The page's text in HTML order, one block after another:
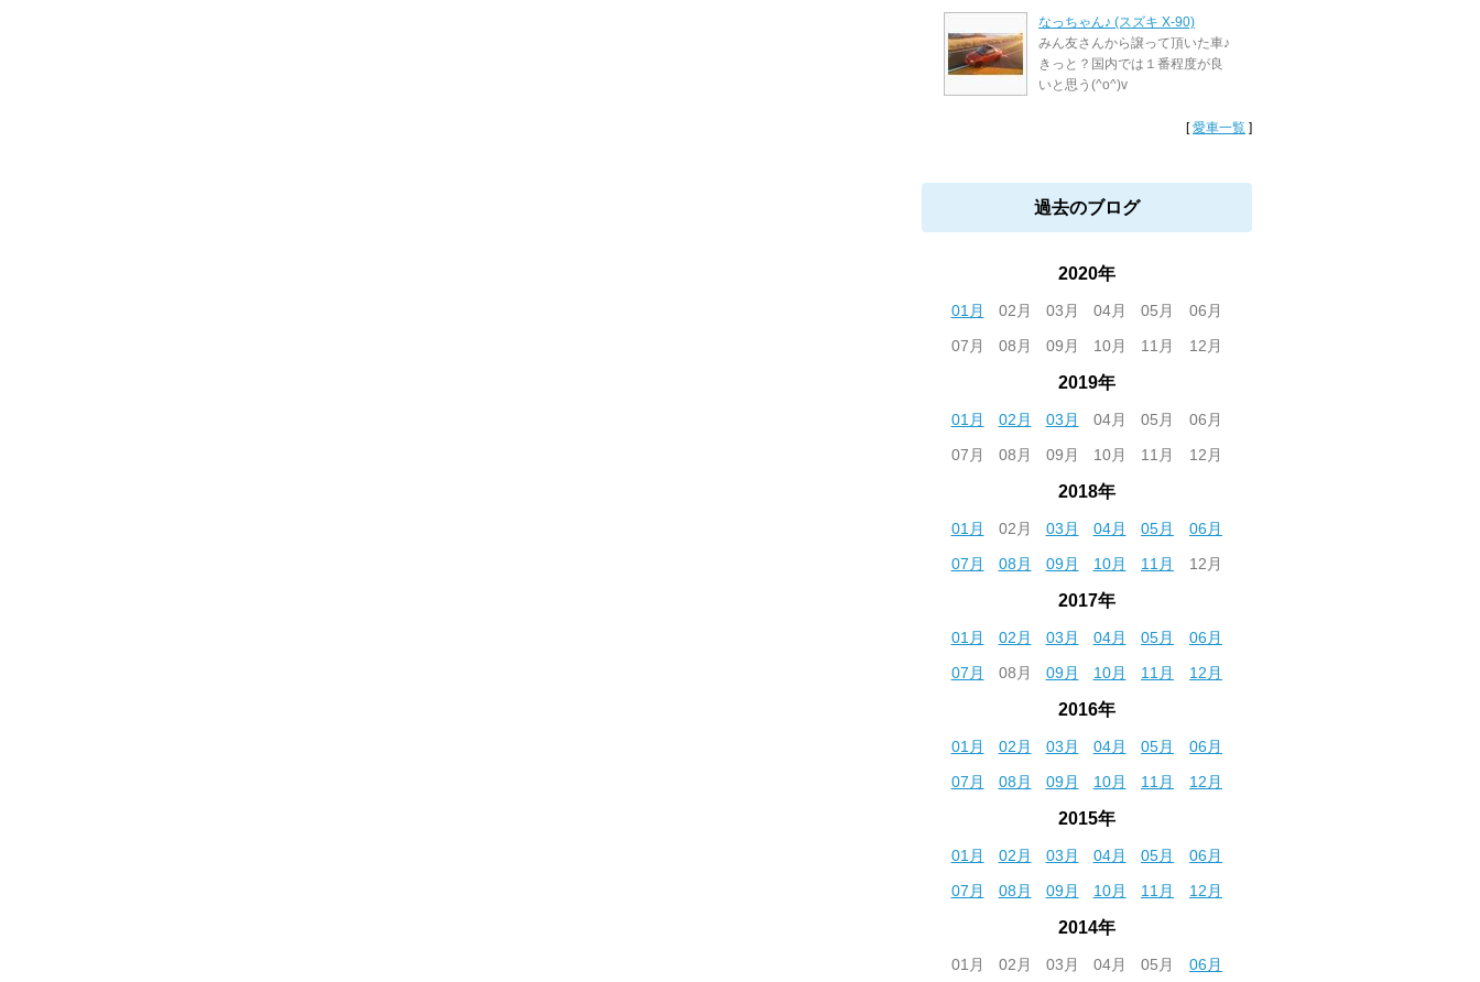
なっちゃん♪ (スズキ X-90)
みん友さんから譲って頂いた車♪
きっと？国内では１番程度が良
いと思う(^o^)v
[愛車一覧 ]
過去のブログ
2020年
01月 02月 03月 04月 05月
06月
07月
08月 09月 10月 11月 12月
2019年
01月 02月 03月 04月 05月
06月
07月
08月 09月 10月 11月 12月
2018年
01月 02月 03月 04月 05月
06月
07月
08月 09月 10月 11月 12月
2017年
01月 02月 03月 04月 05月
06月
07月
08月 09月 10月 11月 12月
2016年
01月 02月 03月 04月 05月
06月
07月
08月 09月 10月 11月 12月
2015年
01月 02月 03月 04月 05月
06月
07月
08月 09月 10月 11月 12月
2014年
01月 02月 03月 04月 05月 06月